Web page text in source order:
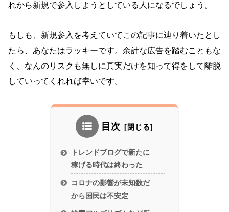
れから新規で参入しようとしている人になるでしょう。
もしも、新規参入を考えていてこの記事に辿り着いたとし
たら、あなたはラッキーです。余計な広告を踏むこともな
く、なんのリスクも無しに真実だけを知って得をして離脱
していってくれれば幸いです。
目次
トレンドブログで新たに
稼げる時代は終わった
コロナの影響が未知数だ
から国民は不安定